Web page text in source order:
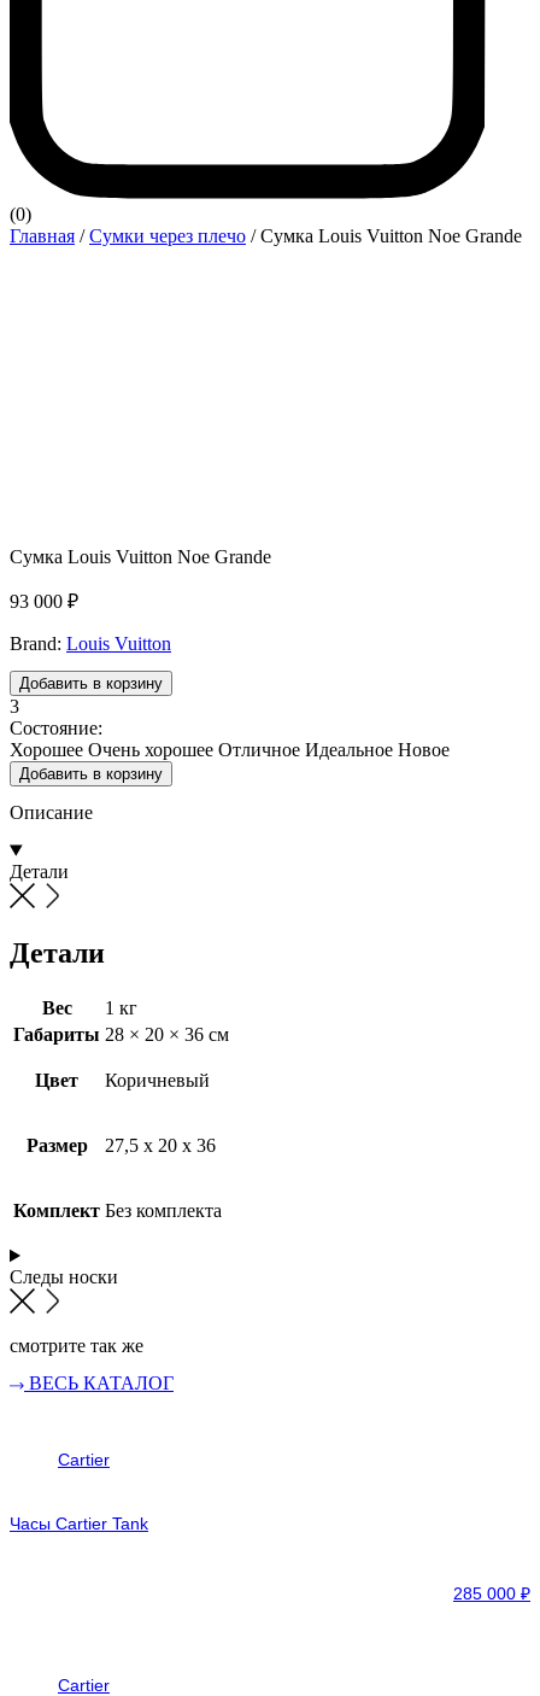
(0)
Главная /Сумки через плечо / Сумка Louis Vuitton Noe Grande
Сумка Louis Vuitton Noe Grande
93 000 ₽
Brand: Louis Vuitton
Добавить в корзину
3
Состояние:
Хорошее Очень хорошее Отличное Идеальное Новое
Добавить в корзину
Описание
Детали
Детали
Вес
1 кг
Габариты 28 × 20 × 36 см
Цвет Коричневый
Размер 27,5 x 20 x 36
Комплект Без комплекта
Следы носки
смотрите так же
ВЕСЬ КАТАЛОГ
Cartier
Часы Cartier Tank
285 000 ₽
Cartier